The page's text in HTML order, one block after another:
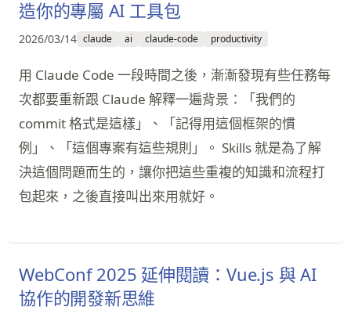
造你的專屬 AI 工具包
2026/03/14 claude ai claude-code productivity
用 Claude Code 一段時間之後，漸漸發現有些任務每
次都要重新跟 Claude 解釋一遍背景：「我們的
commit 格式是這樣」、「記得用這個框架的慣
例」、「這個專案有這些規則」。 Skills 就是為了解
決這個問題而生的，讓你把這些重複的知識和流程打
包起來，之後直接叫出來用就好。
WebConf 2025 延伸閱讀：Vue.js 與 AI
協作的開發新思維